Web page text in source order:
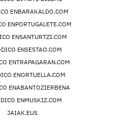
ENBARAKALDO.COM
ENPORTUGALETE.COM
ENSANTURTZI.COM
ENSESTAO.COM
ENTRAPAGARAN.COM
ENORTUELLA.COM
ENABANTOZIERBENA
ENMUSKIZ.COM
JAIAK.EUS